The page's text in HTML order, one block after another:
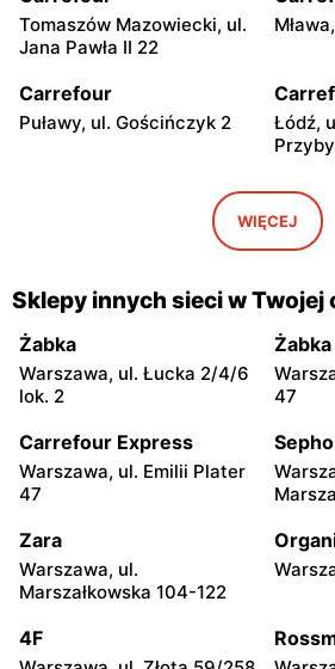
Tomaszów Mazowiecki, ul.
Jana Pawła II 22
Carrefour
Puławy, ul. Gościńczyk 2
Łódź,
Łódź, ul. Kolumny 6/36
Łódź
Carrefour
Łódź, ul. Szparagowa 7
4/20
Carrefour
Juliusza Słowackiego 123
Carrefour
ul. Adama Mickiewicza 30
Carrefour
20
WIĘCEJ
Sklepy innych sieci w Twojej
Żabka
Warszawa, ul. Łucka 2/4/6
lok. 2
Żabka
47
Carrefour Express
Warszawa, ul. Emilii Plater
47
Zara
Warszawa, ul.
Marszałkowska 104-122
4F